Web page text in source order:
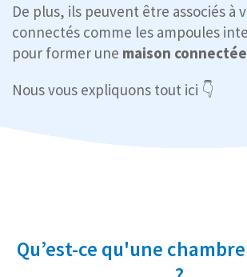
De plus, ils peuvent être associés à
connectés comme les ampoules
pour former une maison connectée
Nous vous expliquons tout ici 👇
Qu’est-ce qu'une